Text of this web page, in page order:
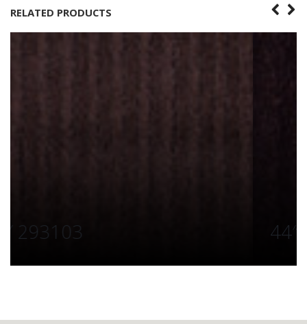
RELATED PRODUCTS
44″ 293613